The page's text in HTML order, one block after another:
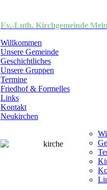
Ev.-Luth. Kirchgemeinde
Willkommen
Unsere Gemeinde
Geschichtliches
Unsere Gruppen
Termine
Friedhof & Formelles
Links
Kontakt
Neukirchen